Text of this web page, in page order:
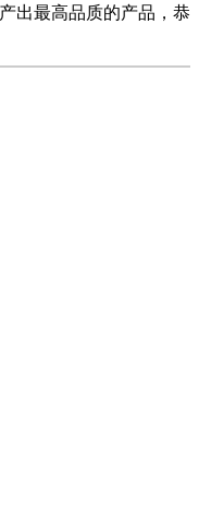
出最高品质的产品，恭